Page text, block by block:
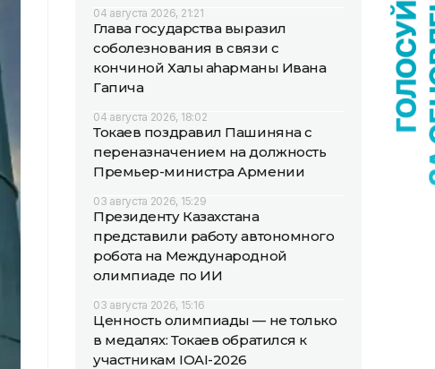
04 августа 2026, 21:21
Глава государства выразил
соболезнования в связи с
кончиной Халық қаһарманы Ивана
Гапича
04 августа 2026, 18:02
Токаев поздравил Пашиняна с
переназначением на должность
Премьер-министра Армении
03 августа 2026, 15:29
Президенту Казахстана
представили работу автономного
робота на Международной
олимпиаде по ИИ
03 августа 2026, 15:16
Ценность олимпиады — не только
в медалях: Токаев обратился к
участникам IOAI-2026